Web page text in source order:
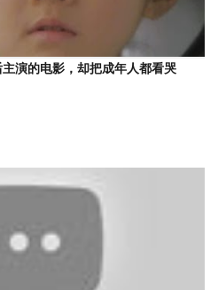
演的电影，却把成年人都看哭